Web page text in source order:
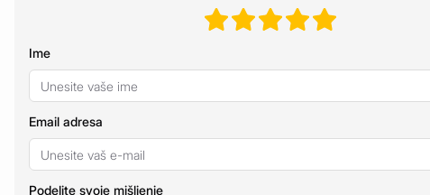
Ime
Email adresa
Podelite svoje mišljenje